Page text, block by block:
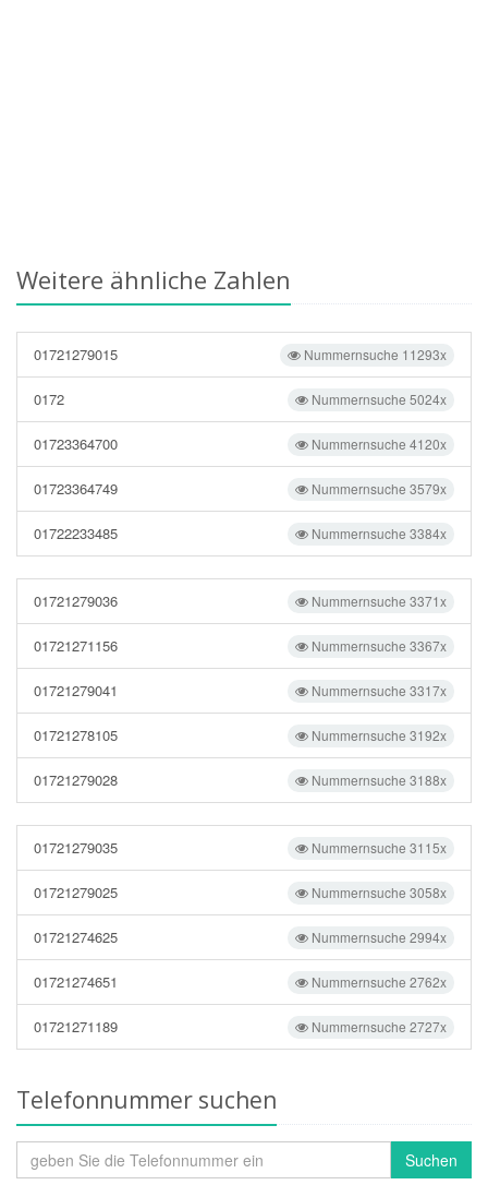
Weitere ähnliche Zahlen
Nummernsuche 11293x
01721279015
Nummernsuche 5024x
0172
Nummernsuche 4120x
01723364700
Nummernsuche 3579x
01723364749
Nummernsuche 3384x
01722233485
Nummernsuche 3371x
01721279036
Nummernsuche 3367x
01721271156
Nummernsuche 3317x
01721279041
Nummernsuche 3192x
01721278105
Nummernsuche 3188x
01721279028
Nummernsuche 3115x
01721279035
Nummernsuche 3058x
01721279025
Nummernsuche 2994x
01721274625
Nummernsuche 2762x
01721274651
Nummernsuche 2727x
01721271189
Telefonnummer suchen
Suchen